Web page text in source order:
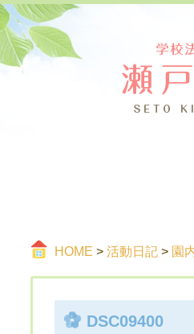
HOME > 活動日記 > 園
DSC09400
いさつ
園のご案内
の生活